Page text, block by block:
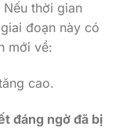
thời gian
đoạn này có
mới về:
cao.
đáng ngờ đã bị